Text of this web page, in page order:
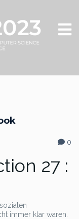
0
27 :
immer klar waren.